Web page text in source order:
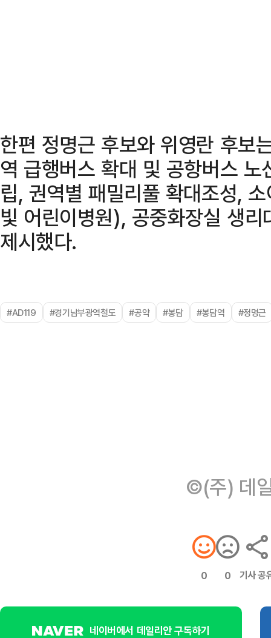
한편 정명근 후보와 위영란 후보
역 급행버스 확대 및 공항버스
립, 권역별 패밀리풀 확대조성,
빛 어린이병원), 공중화장실 생
제시했다.
#AD119 #경기남부광역철도 #공약 #봉담 #봉담역 #정명근
©(주) 데
0 0 기사 공
네이버에서 데일리안 구독하기